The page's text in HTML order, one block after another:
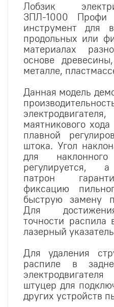
Лобзик
ЗПЛ-1000
инструмент для
продольных или
материалах
основе
металле,
Данная модель
маятникового
плавной
штока. Угол
для
регулируется,
патрон
фиксацию
быструю замену
Для
точности распила
лазерный
Для удаления
распиле в
штуцер для
других устройств